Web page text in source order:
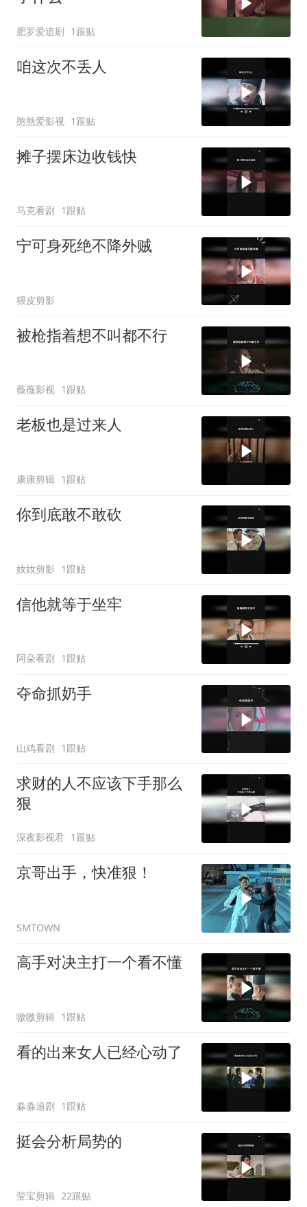
肥罗爱追剧 1跟贴
咱这次不丢人
憨憨爱影视 1跟贴
摊子摆床边收钱快
马克看剧 1跟贴
宁可身死绝不降外贼
猥皮剪影
被枪指着想不叫都不行
薇薇影视 1跟贴
老板也是过来人
康康剪辑 1跟贴
你到底敢不敢砍
奻奻剪影 1跟贴
信他就等于坐牢
阿朵看剧 1跟贴
夺命抓奶手
山鸡看剧 1跟贴
求财的人不应该下手那么
狠
深夜影视君 1跟贴
京哥出手，快准狠！
SMTOWN
高手对决主打一个看不懂
嗷嗷剪辑 1跟贴
看的出来女人已经心动了
淼淼追剧 1跟贴
挺会分析局势的
莹宝剪辑 22跟贴